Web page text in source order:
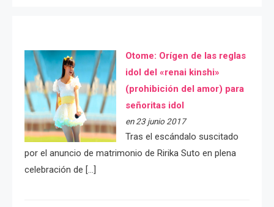
Otome: Orígen de las reglas
idol del «renai kinshi»
(prohibición del amor) para
señoritas idol
en 23 junio 2017
Tras el escándalo suscitado
por el anuncio de matrimonio de Ririka Suto en plena
celebración de […]